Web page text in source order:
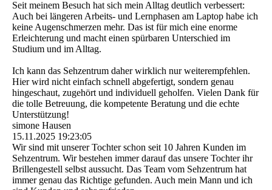
Seit meinem Besuch hat sich mein Alltag deutlich verbessert:
Auch bei längeren Arbeits- und Lernphasen am Laptop habe ich
keine Augenschmerzen mehr. Das ist für mich eine enorme
Erleichterung und macht einen spürbaren Unterschied im
Studium und im Alltag.
Ich kann das Sehzentrum daher wirklich nur weiterempfehlen.
Hier wird nicht einfach schnell abgefertigt, sondern genau
hingeschaut, zugehört und individuell geholfen. Vielen Dank für
die tolle Betreuung, die kompetente Beratung und die echte
Unterstützung!
simone Hausen
15.11.2025 19:23:05
Wir sind mit unserer Tochter schon seit 10 Jahren Kunden im
Sehzentrum. Wir bestehen immer darauf das unsere Tochter ihr
Brillengestell selbst aussucht. Das Team vom Sehzentrum hat
immer genau das Richtige gefunden. Auch mein Mann und ich